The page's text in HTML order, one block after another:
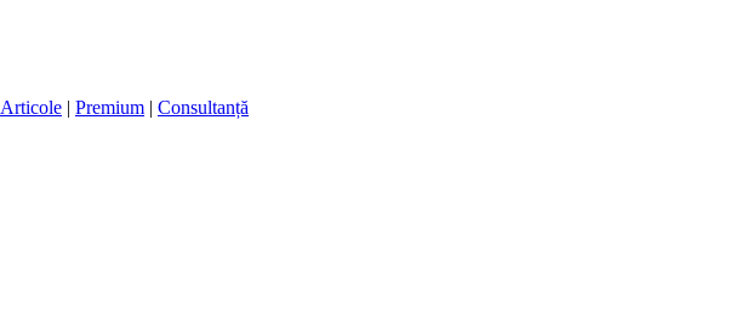
Articole | Premium | Consultanță